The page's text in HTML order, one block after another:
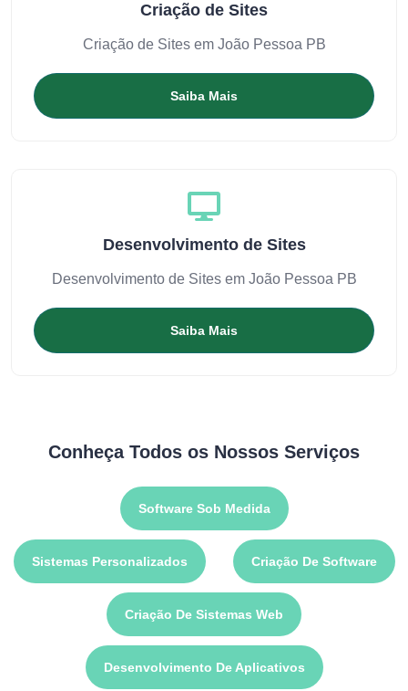
Criação de Sites
Criação de Sites em João Pessoa PB
Saiba Mais
Desenvolvimento de Sites
Desenvolvimento de Sites em João Pessoa PB
Saiba Mais
Conheça Todos os Nossos Serviços
Software Sob Medida
Sistemas Personalizados Criação De Software
Criação De Sistemas Web
Desenvolvimento De Aplicativos